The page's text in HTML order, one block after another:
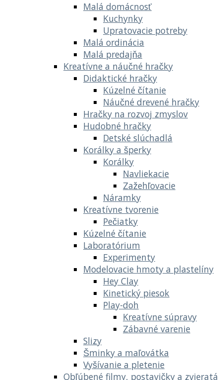
Malá domácnosť
Kuchynky
Upratovacie potreby
Malá ordinácia
Malá predajňa
Kreatívne a náučné hračky
Didaktické hračky
Kúzelné čítanie
Náučné drevené hračky
Hračky na rozvoj zmyslov
Hudobné hračky
Detské slúchadlá
Korálky a šperky
Korálky
Navliekacie
Zažehľovacie
Náramky
Kreatívne tvorenie
Pečiatky
Kúzelné čítanie
Laboratórium
Experimenty
Modelovacie hmoty a plastelíny
Hey Clay
Kinetický piesok
Play-doh
Kreatívne súpravy
Zábavné varenie
Slizy
Šminky a maľovátka
Vyšívanie a pletenie
Obľúbené filmy, postavičky a zvieratá